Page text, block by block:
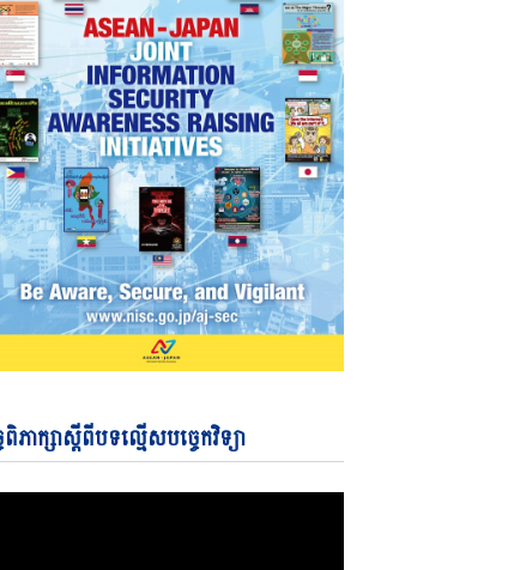
ពិភាក្សាស្តីពីបទល្មើសបច្ចេកវិទ្យា
Player